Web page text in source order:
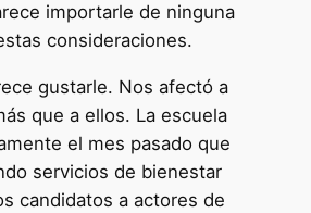
importarle de ninguna
consideraciones.
gustarle. Nos afectó a
que a ellos. La escuela
el mes pasado que
servicios de bienestar
candidatos a actores de